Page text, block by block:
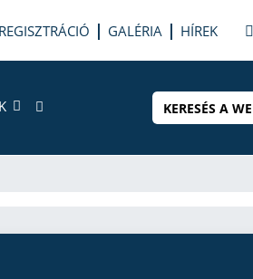
REGISZTRÁCIÓ GALÉRIA HÍREK